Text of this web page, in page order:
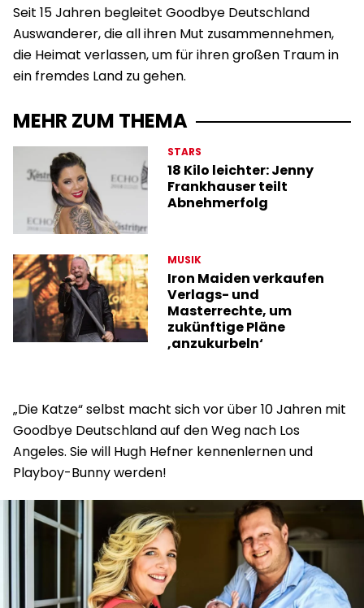
Seit 15 Jahren begleitet Goodbye Deutschland
Auswanderer, die all ihren Mut zusammennehmen,
die Heimat verlassen, um für ihren großen Traum in
ein fremdes Land zu gehen.
MEHR ZUM THEMA
STARS
18 Kilo leichter: Jenny
Frankhauser teilt
Abnehmerfolg
MUSIK
Iron Maiden verkaufen
Verlags- und
Masterrechte, um
zukünftige Pläne
‚anzukurbeln‘
„Die Katze“ selbst macht sich vor über 10 Jahren mit
Goodbye Deutschland auf den Weg nach Los
Angeles. Sie will Hugh Hefner kennenlernen und
Playboy-Bunny werden!